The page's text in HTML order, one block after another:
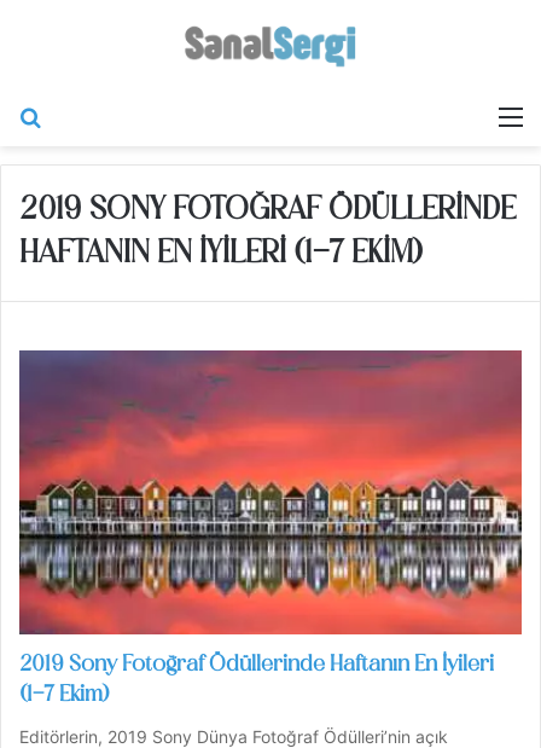
2019 SONY FOTOĞRAF ÖDÜLLERINDE
HAFTANIN EN İYILERI (1-7 EKIM)
2019 Sony Fotoğraf Ödüllerinde Haftanın En İyileri
(1-7 Ekim)
Editörlerin, 2019 Sony Dünya Fotoğraf Ödülleri’nin açık